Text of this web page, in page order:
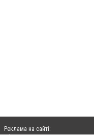
Реклама на сайті: